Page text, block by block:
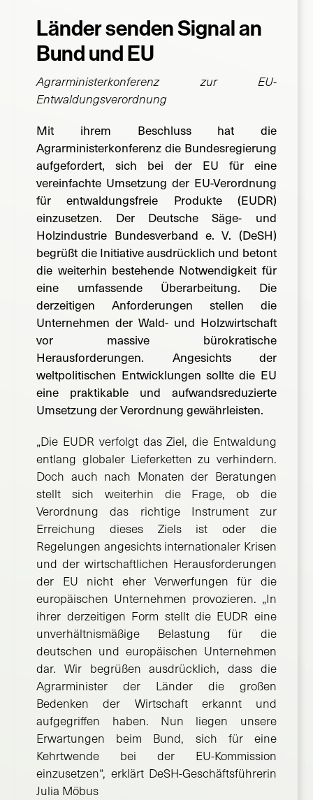
nach:
Länder senden Signal an
Bund und EU
Agrarministerkonferenz zur EU-
Entwaldungsverordnung
Mit ihrem Beschluss hat die
Agrarministerkonferenz die Bundesregierung
aufgefordert, sich bei der EU für eine
vereinfachte Umsetzung der EU-Verordnung
für entwaldungsfreie Produkte (EUDR)
einzusetzen. Der Deutsche Säge- und
Holzindustrie Bundesverband e. V. (DeSH)
begrüßt die Initiative ausdrücklich und betont
die weiterhin bestehende Notwendigkeit für
eine umfassende Überarbeitung. Die
derzeitigen Anforderungen stellen die
Unternehmen der Wald- und Holzwirtschaft
vor massive bürokratische
Herausforderungen. Angesichts der
weltpolitischen Entwicklungen sollte die EU
eine praktikable und aufwandsreduzierte
Umsetzung der Verordnung gewährleisten.
„Die EUDR verfolgt das Ziel, die Entwaldung
entlang globaler Lieferketten zu verhindern.
Doch auch nach Monaten der Beratungen
stellt sich weiterhin die Frage, ob die
Verordnung das richtige Instrument zur
Erreichung dieses Ziels ist oder die
Regelungen angesichts internationaler Krisen
und der wirtschaftlichen Herausforderungen
der EU nicht eher Verwerfungen für die
europäischen Unternehmen provozieren. „In
ihrer derzeitigen Form stellt die EUDR eine
unverhältnismäßige Belastung für die
deutschen und europäischen Unternehmen
dar. Wir begrüßen ausdrücklich, dass die
Agrarminister der Länder die großen
Bedenken der Wirtschaft erkannt und
aufgegriffen haben. Nun liegen unsere
Erwartungen beim Bund, sich für eine
Kehrtwende bei der EU-Kommission
einzusetzen“, erklärt DeSH-Geschäftsführerin
Julia Möbus